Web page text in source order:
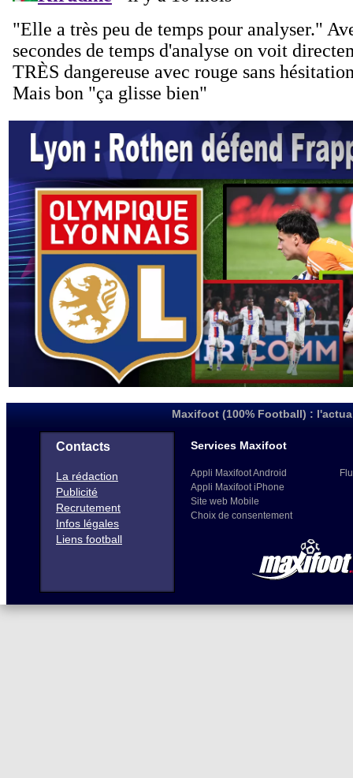
Maxifoot (100% Football) :
Contacts
La rédaction
Publicité
Recrutement
Infos légales
Liens football
Services Maxifoot
Appli Maxifoot Android
Appli Maxifoot iPhone
Site web Mobile
Choix de consentement